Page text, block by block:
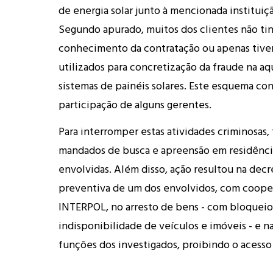
de energia solar junto à mencionada
Segundo apurado, muitos dos clientes não
conhecimento da contratação ou apenas
utilizados para concretização da fraude na
sistemas de painéis solares. Este esquema
participação de alguns gerentes.
Para interromper estas atividades
mandados de busca e apreensão em
envolvidas. Além disso, ação resultou na
preventiva de um dos envolvidos, com
INTERPOL, no arresto de bens - com
indisponibilidade de veículos e imóveis - e
funções dos investigados, proibindo o